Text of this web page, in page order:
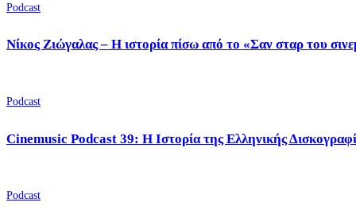
Podcast
Νίκος Ζιώγαλας – Η ιστορία πίσω από το «Σαν σταρ του
Podcast
Cinemusic Podcast 39: Η Ιστορία της Ελληνικής
Podcast